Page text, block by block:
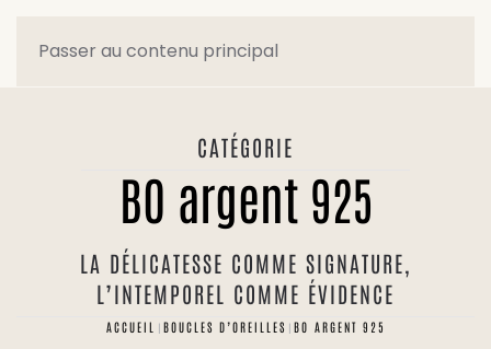
Passer au contenu principal
CATÉGORIE
BO argent 925
LA DÉLICATESSE COMME SIGNATURE,
L’INTEMPOREL COMME ÉVIDENCE
ACCUEIL BOUCLES D’OREILLES BO ARGENT 925